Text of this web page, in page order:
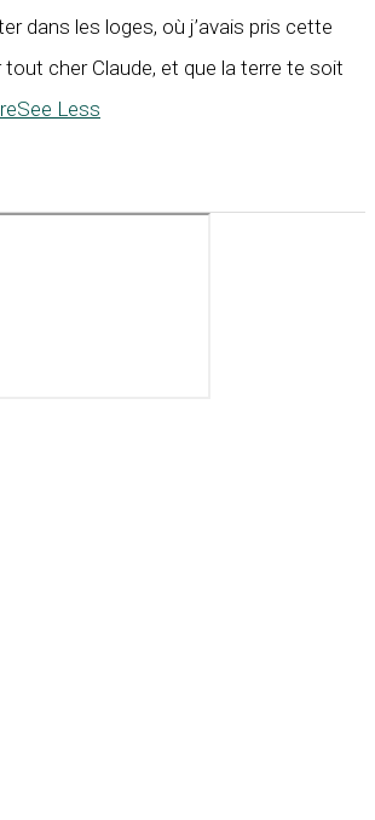
dans les loges, où j’avais pris cette
cher Claude, et que la terre te soit
See Less